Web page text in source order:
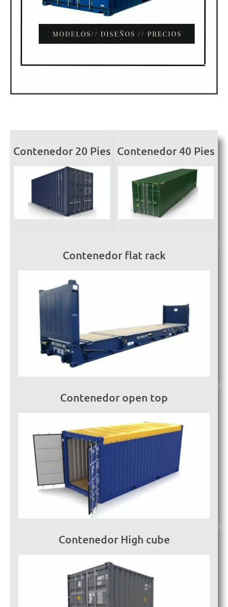
Contenedor 20 Pies Contenedor 40 Pies
Contenedor flat rack
Contenedor open top
Contenedor High cube